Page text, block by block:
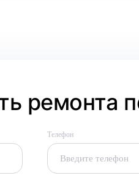
ремонта
Телефон